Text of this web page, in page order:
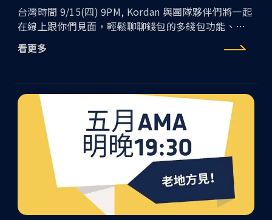
台灣時間 9/15(四) 9PM, Kordan 與團隊夥伴們將一起
在線上跟你們見面，輕鬆聊聊錢包的多錢包功能、
Product Roadmap、Ethereum 合併、幣圈大小事，
歡迎大家下班下課後準備好酒水和提問，跟我們線上
看更多